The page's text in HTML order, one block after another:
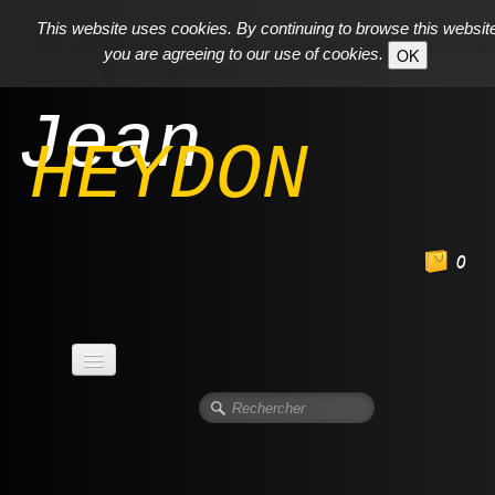
This website uses cookies. By continuing to browse this
you are agreeing to our use of cookies.
OK
Jean
HEYDON
0